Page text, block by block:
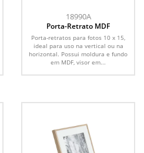
18990A
Porta-Retrato MDF
Porta-retratos para fotos 10 x 15,
ideal para uso na vertical ou na
horizontal. Possui moldura e fundo
em MDF, visor em...